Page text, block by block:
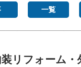
一覧
リフォーム・